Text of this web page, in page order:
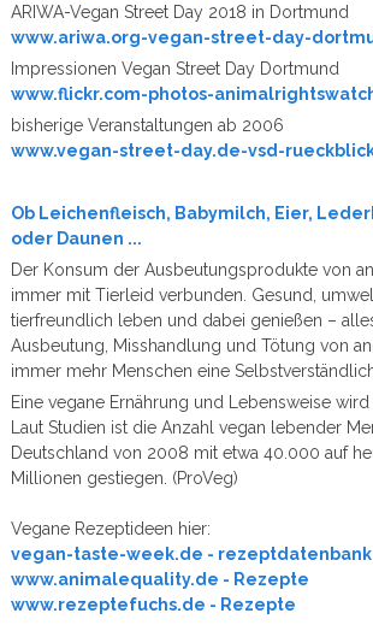
ARIWA-Vegan Street Day 2018 in Dortmund
www.ariwa.org-vegan-street-day-
Impressionen Vegan Street Day Dortmund
www.flickr.com-photos-
bisherige Veranstaltungen ab 2006
www.vegan-street-day.de-vsd-
Ob Leichenfleisch, Babymilch, Eier,
oder Daunen ...
Der Konsum der Ausbeutungsprodukte von
immer mit Tierleid verbunden. Gesund,
tierfreundlich leben und dabei genießen –
Ausbeutung, Misshandlung und Tötung von
immer mehr Menschen eine
Eine vegane Ernährung und Lebensweise
Laut Studien ist die Anzahl vegan lebender
Deutschland von 2008 mit etwa 40.000 auf
Millionen gestiegen. (ProVeg)
Vegane Rezeptideen hier:
vegan-taste-week.de - rezeptdatenbank
www.animalequality.de - Rezepte
www.rezeptefuchs.de - Rezepte